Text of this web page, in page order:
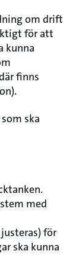
om drift
för att
kunna
finns
ska
med
för
ska kunna